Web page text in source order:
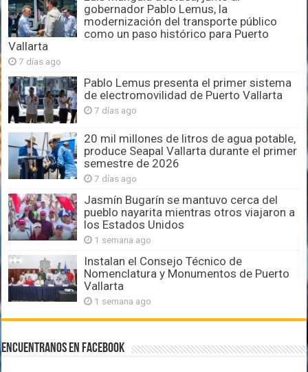
gobernador Pablo Lemus, la
modernización del transporte público
como un paso histórico para Puerto
Vallarta
7 días ago
Pablo Lemus presenta el primer sistema
de electromovilidad de Puerto Vallarta
7 días ago
20 mil millones de litros de agua potable,
produce Seapal Vallarta durante el primer
semestre de 2026
7 días ago
Jasmín Bugarín se mantuvo cerca del
pueblo nayarita mientras otros viajaron a
los Estados Unidos
1 semana ago
Instalan el Consejo Técnico de
Nomenclatura y Monumentos de Puerto
Vallarta
1 semana ago
Encuentranos en Facebook